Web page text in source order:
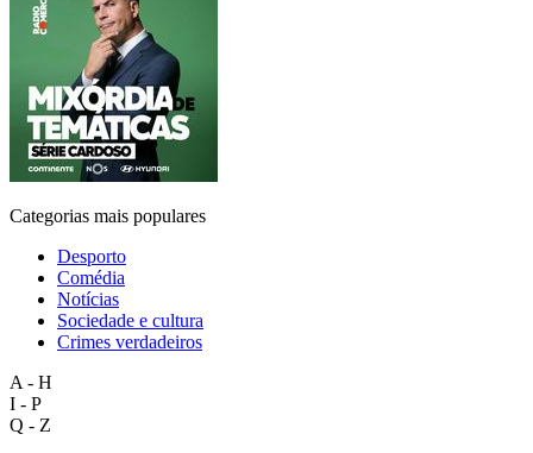
Categorias mais populares
Desporto
Comédia
Notícias
Sociedade e cultura
Crimes verdadeiros
A - H
I - P
Q - Z